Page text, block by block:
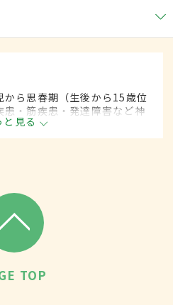
ら思春期（生後から15歳位
・筋疾患・発達障害など神
内科の一領域です。平成20年
経科と呼ばれていました。
と見る
TOP